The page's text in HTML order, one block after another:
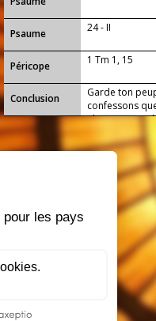
Psaume 24 - II
Péricope 1 Tm 1, 15
Conclusion
Garde ton
confessons
gloire, a reçu
nôtre ;
la joie qui